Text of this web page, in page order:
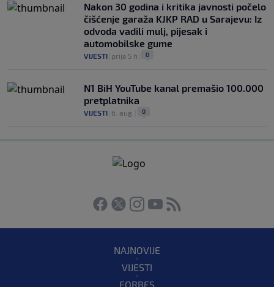
Nakon 30 godina i kritika javnosti počelo
čišćenje garaža KJKP RAD u Sarajevu: Iz
odvoda vadili mulj, pijesak i
automobilske gume
VIJESTI prije 5 h 0
N1 BiH YouTube kanal premašio 100.000
pretplatnika
VIJESTI 6. aug. 0
NAJNOVIJE
VIJESTI
FORBES